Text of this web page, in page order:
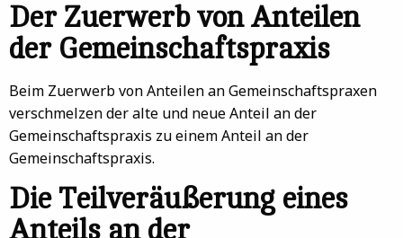
Der Zuerwerb vonAnteilen
der Gemeinschaftspraxis
Beim Zuerwerb von Anteilen an Gemeinschaftspraxen
verschmelzen der alte und neue Anteil an der
Gemeinschaftspraxis zu einem Anteil an der
Gemeinschaftspraxis.
Die Teilveräußerung eines
Anteils an der